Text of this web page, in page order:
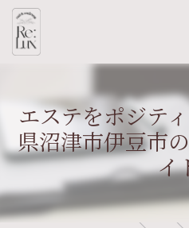
エステをポジテ
県沼津市伊豆市
イ